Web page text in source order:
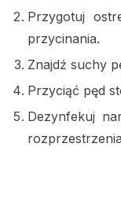
Przygotuj
przycinania.
Znajdź suchy
Przyciąć pęd
Dezynfekuj